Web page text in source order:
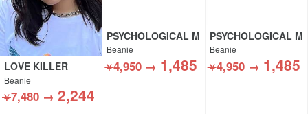
LOVE KILLER
Beanie
￥7,480 → 2,244
PSYCHOLOGICAL M
ETAMORPHOSIS
Beanie
￥4,950→ 1,485
PSYCHOLOGICAL M
ETAMORPHOSIS
Beanie
￥4,950→ 1,485